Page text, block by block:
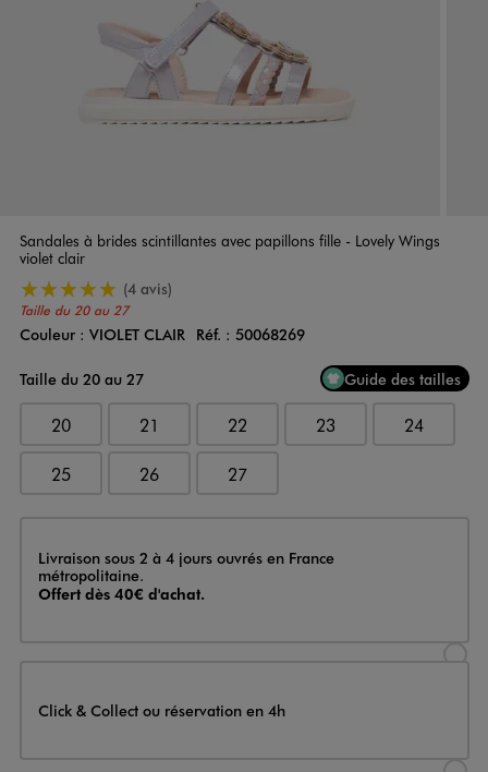
Sandales à brides scintillantes avec papillons fille - Lovely Wings
violet clair
Taille du 20 au 27
5/5 de moyenne(4 avis)
Couleur
Couleur : VIOLET CLAIR Réf. : 50068269
Taille du 20 au 27
Guide des tailles
20 21 22 23 24
25 26 27
Livraison
Livraison sous 2 à 4 jours ouvrés en France
métropolitaine.
Offert dès 40€ d'achat.
Click & Collect ou réservation en 4h